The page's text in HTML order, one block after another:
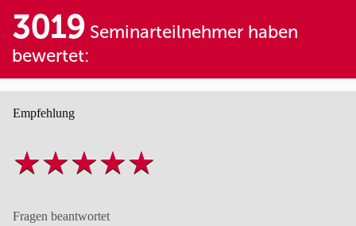
3019 Seminarteilnehmer haben
bewertet:
Empfehlung
Fragen beantwortet